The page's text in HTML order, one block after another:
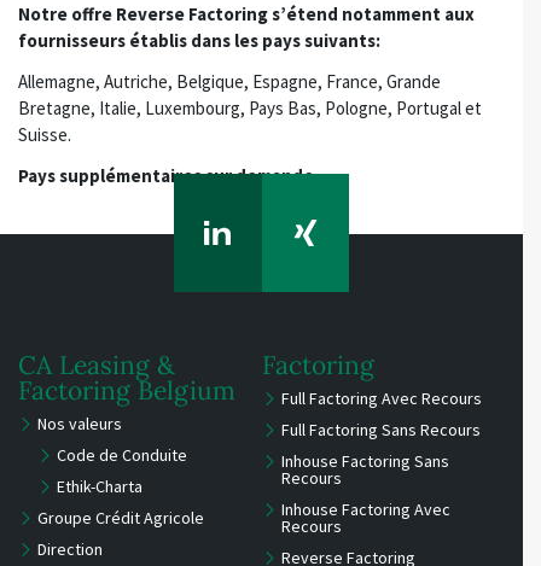
Notre offre Reverse Factoring s’étend notamment aux
fournisseurs établis dans les pays suivants:
Allemagne, Autriche, Belgique, Espagne, France, Grande
Bretagne, Italie, Luxembourg, Pays Bas, Pologne, Portugal et
Suisse.
Pays supplémentaires sur demande.
CA Leasing &
Factoring Belgium
Nos valeurs
Code de Conduite
Ethik-Charta
Groupe Crédit Agricole
Direction
Factoring
Full Factoring Avec Recours
Full Factoring Sans Recours
Inhouse Factoring Sans
Recours
Inhouse Factoring Avec
Recours
Reverse Factoring